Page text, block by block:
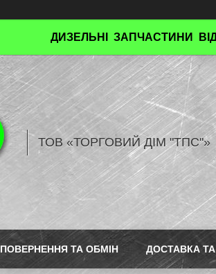
ДИЗЕЛЬНІ ЗАПЧАСТИНИ
ТОВ «ТОРГОВИЙ ДІМ "ТПС"»
ПОВЕРНЕННЯ ТА ОБМІН ДОСТАВКА